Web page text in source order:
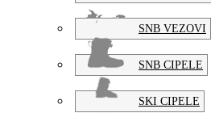
SNB VEZOVI
SNB CIPELE
SKI CIPELE